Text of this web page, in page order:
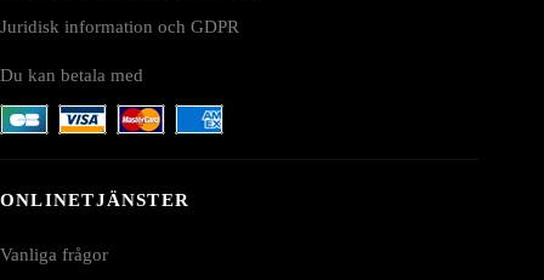
Juridisk information och GDPR
Du kan betala med
ONLINETJÄNSTER
Vanliga frågor